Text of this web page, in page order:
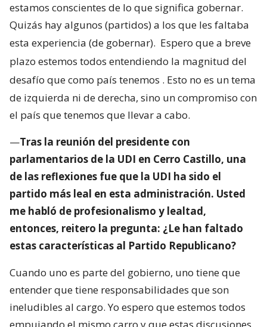
estamos conscientes de lo que significa gobernar.
Quizás hay algunos (partidos) a los que les faltaba
esta experiencia (de gobernar). Espero que a breve
plazo estemos todos entendiendo la magnitud del
desafío que como país tenemos . Esto no es un tema
de izquierda ni de derecha, sino un compromiso con
el país que tenemos que llevar a cabo.
—Tras la reunión del presidente con
parlamentarios de la UDI en Cerro Castillo, una
de las reflexiones fue que la UDI ha sido el
partido más leal en esta administración. Usted
me habló de profesionalismo y lealtad,
entonces, reitero la pregunta: ¿Le han faltado
estas características al Partido Republicano?
Cuando uno es parte del gobierno, uno tiene que
entender que tiene responsabilidades que son
ineludibles al cargo. Yo espero que estemos todos